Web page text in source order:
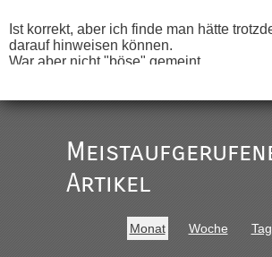
Ist korrekt, aber ich finde man hätte
darauf hinweisen können.
War aber nicht "böse" gemeint ...
Hab´s versucht - bekomme aber immer
Berichte und Reisetipps •
Artikel
Monat Woche Tag